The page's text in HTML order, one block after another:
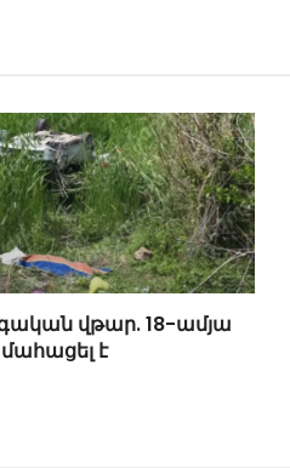
վթար. 18-ամյա
է